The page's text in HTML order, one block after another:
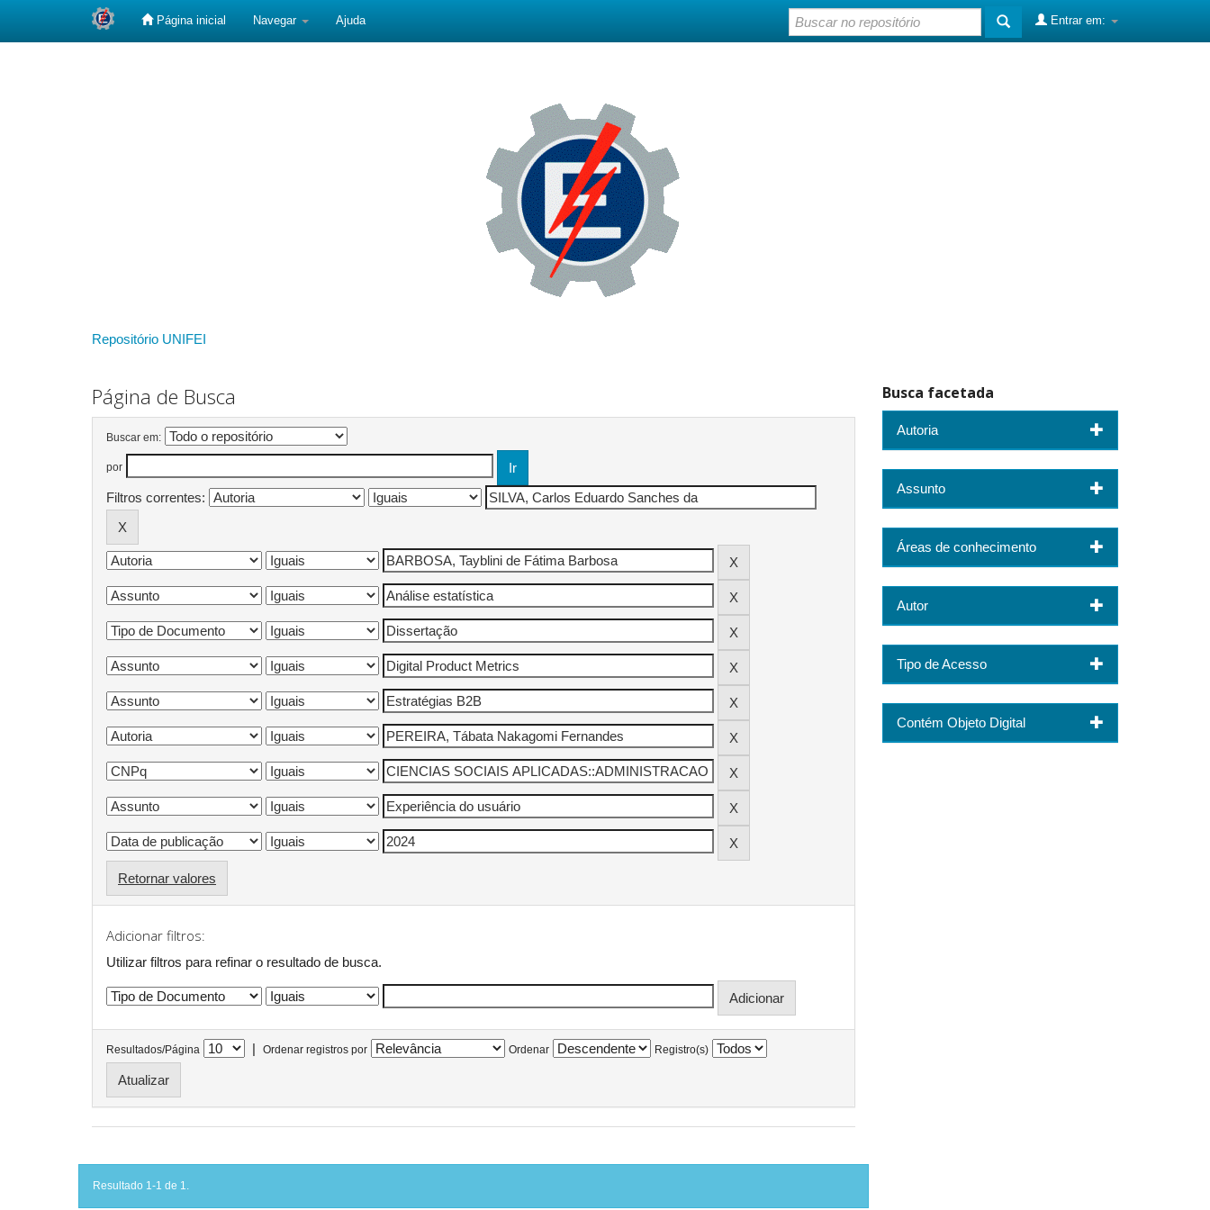
Página inicial Navegar Ajuda Entrar em:
Repositório UNIFEI
Página de Busca
Buscar em:
por
Filtros correntes:
Retornar valores
Adicionar filtros:
Utilizar filtros para refinar o resultado de busca.
Resultados/Página | Ordenar registros por Ordenar Registro(s)
Resultado 1-1 de 1.
Busca facetada
Autoria
Assunto
Áreas de conhecimento
Autor
Tipo de Acesso
Contém Objeto Digital